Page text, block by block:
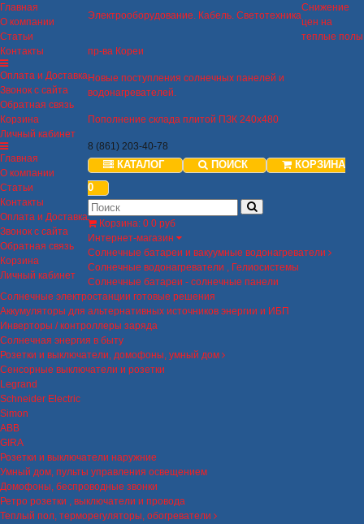
Главная
О компании
Статьи
Контакты
Оплата и Доставка
Звонок с сайта
Обратная связь
Корзина
Личный кабинет
Главная
О компании
Статьи
Контакты
Оплата и Доставка
Звонок с сайта
Обратная связь
Корзина
Личный кабинет
Электрооборудование. Кабель. Светотехника
Снижение
цен на
теплые полы
пр-ва Кореи
Новые поступления солнечных панелей и
водонагревателей.
Пополнение склада плитой ПЗК 240х480
8 (861) 203-40-78
КАТАЛОГ ПОИСК
КОРЗИНА
0
Корзина: 0 0 руб
Интернет-магазин
Солнечные батареи и вакуумные водонагреватели
Солнечные водонагреватели , Гелиосистемы
Солнечные батареи - солнечные панели
Солнечные электростанции готовые решения
Аккумуляторы для альтернативных источников энергии и ИБП
Инверторы / контроллеры заряда
Солнечная энергия в быту
Розетки и выключатели, домофоны, умный дом
Сенсорные выключатели и розетки
Legrand
Schneider Electric
Simon
ABB
GIRA
Розетки и выключатели наружние
Умный дом, пульты управления освещением
Домофоны, беспроводные звонки
Ретро розетки , выключатели и провода
Теплый пол, терморегуляторы, обогреватели